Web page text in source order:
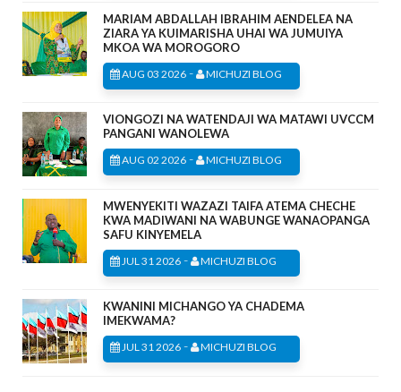
MARIAM ABDALLAH IBRAHIM AENDELEA NA
ZIARA YA KUIMARISHA UHAI WA JUMUIYA
MKOA WA MOROGORO
AUG 03 2026 - MICHUZI BLOG
VIONGOZI NA WATENDAJI WA MATAWI UVCCM
PANGANI WANOLEWA
AUG 02 2026 - MICHUZI BLOG
MWENYEKITI WAZAZI TAIFA ATEMA CHECHE
KWA MADIWANI NA WABUNGE WANAOPANGA
SAFU KINYEMELA
JUL 31 2026 - MICHUZI BLOG
KWANINI MICHANGO YA CHADEMA
IMEKWAMA?
JUL 31 2026 - MICHUZI BLOG